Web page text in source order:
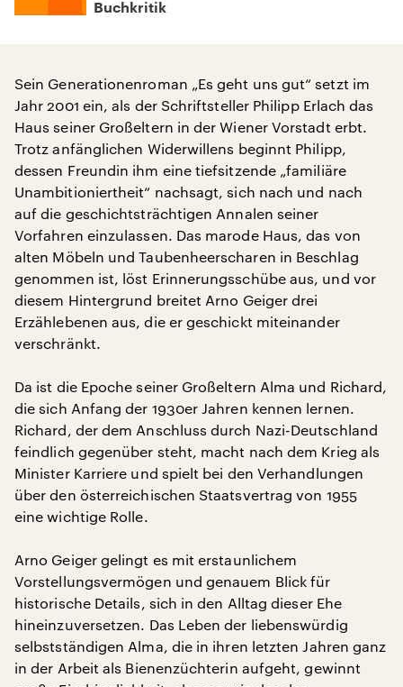
Buchkritik
Sein Generationenroman „Es geht uns gut“ setzt im
Jahr 2001 ein, als der Schriftsteller Philipp Erlach das
Haus seiner Großeltern in der Wiener Vorstadt erbt.
Trotz anfänglichen Widerwillens beginnt Philipp,
dessen Freundin ihm eine tiefsitzende „familiäre
Unambitioniertheit“ nachsagt, sich nach und nach
auf die geschichtsträchtigen Annalen seiner
Vorfahren einzulassen. Das marode Haus, das von
alten Möbeln und Taubenheerscharen in Beschlag
genommen ist, löst Erinnerungsschübe aus, und vor
diesem Hintergrund breitet Arno Geiger drei
Erzählebenen aus, die er geschickt miteinander
verschränkt.
Da ist die Epoche seiner Großeltern Alma und Richard,
die sich Anfang der 1930er Jahren kennen lernen.
Richard, der dem Anschluss durch Nazi-Deutschland
feindlich gegenüber steht, macht nach dem Krieg als
Minister Karriere und spielt bei den Verhandlungen
über den österreichischen Staatsvertrag von 1955
eine wichtige Rolle.
Arno Geiger gelingt es mit erstaunlichem
Vorstellungsvermögen und genauem Blick für
historische Details, sich in den Alltag dieser Ehe
hineinzuversetzen. Das Leben der liebenswürdig
selbstständigen Alma, die in ihren letzten Jahren ganz
in der Arbeit als Bienenzüchterin aufgeht, gewinnt